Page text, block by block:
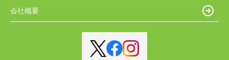
会社概要